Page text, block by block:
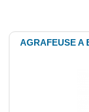
AGRAFEUSE A